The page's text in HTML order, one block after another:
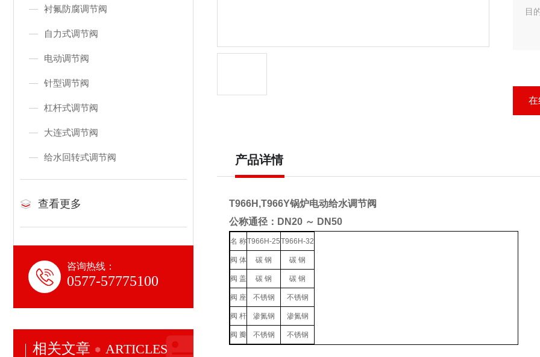
衬氟防腐调节阀
自力式调节阀
电动调节阀
针型调节阀
杠杆式调节阀
大连式调节阀
给水回转式调节阀
查看更多
咨询热线：
0577-57775100
相关文章 ARTICLES
目
在
产品详情
T966H,T966Y锅炉电动给水调节阀
公称通径：DN20 ～ DN50
名 称T966H-25T966H-32
阀 体 碳 钢 碳 钢
阀 盖 碳 钢 碳 钢
阀 座 不锈钢 不锈钢
阀 杆 渗氮钢 渗氮钢
阀 瓣 不锈钢 不锈钢